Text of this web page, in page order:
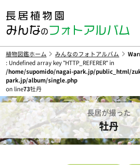
植物図鑑ホーム みんなのフォトアルバム
: Undefined array key "HTTP_REFERER" in
/home/supomido/nagai-park.jp/public_html/
park.jp/album/single.php
on line73牡丹
長居が撮った
牡丹